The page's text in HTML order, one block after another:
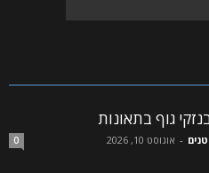
גוף בתאונות
- אוגוסט 10, 2026 0